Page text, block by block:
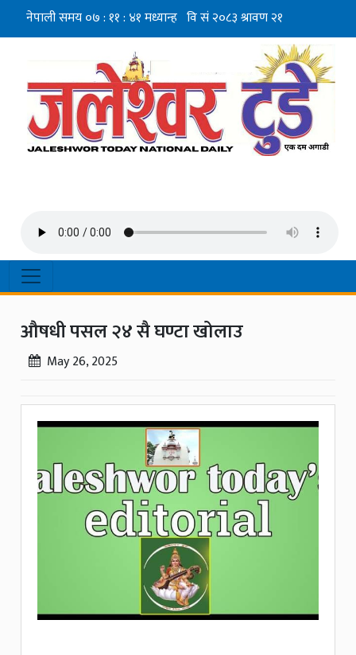
औषधी पसल २४ सै घण्टा खोलाउ
May 26, 2025